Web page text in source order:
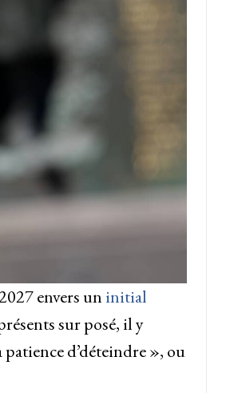
envers un initial
sur posé, il y
d’déteindre », ou